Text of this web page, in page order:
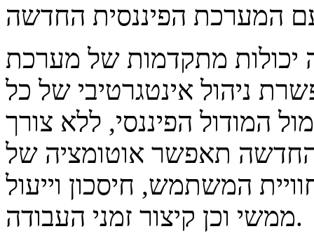
יכולות מתקדמות של מערכת
ניהול אינטגרטיבי של כל
המודול הפיננסי, ללא צורך
תאפשר אוטומציה של
המשתמש, חיסכון וייעול
ממשי וכן קיצור זמני העבודה.